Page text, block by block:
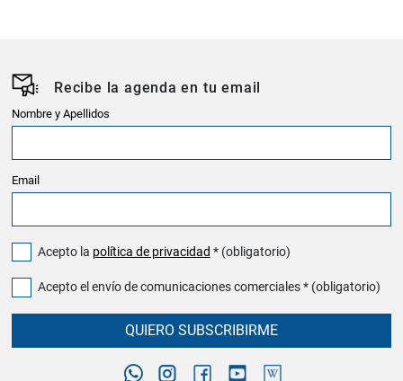
Recibe la agenda en tu email
Nombre y Apellidos
Email
Acepto la política de privacidad * (obligatorio)
Acepto el envío de comunicaciones comerciales * (obligatorio)
QUIERO SUBSCRIBIRME